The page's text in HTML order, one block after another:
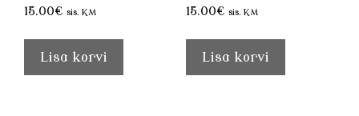
15.00€ sis. KM
Lisa korvi
15.00€ sis. KM
Lisa korvi